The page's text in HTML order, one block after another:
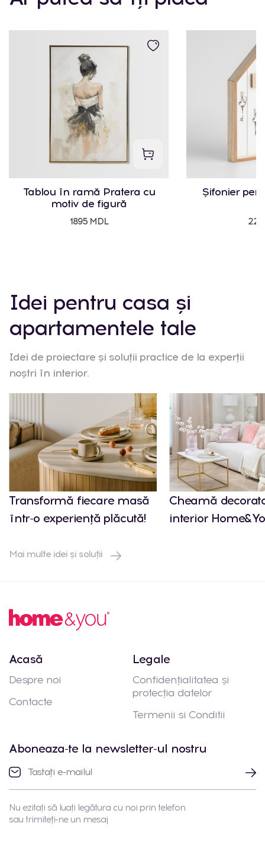
Tablou în ramă Pratera cu
motiv de figură
1895 MDL
Șifonier
Idei pentru casa și
apartamentele tale
Idei de proiectare și soluții practice de la experții
noștri în interior.
Transformă fiecare masă
într-o experiență plăcută!
Cheamă
interior
Mai multe idei și soluții
Acasă
Despre noi
Contacte
Legale
Confidențialitatea și
protecția datelor
Termenii si Conditii
Aboneaza-te la newsletter-ul nostru
Nu ezitați să luați legătura cu noi prin telefon
sau trimiteți-ne un mesaj